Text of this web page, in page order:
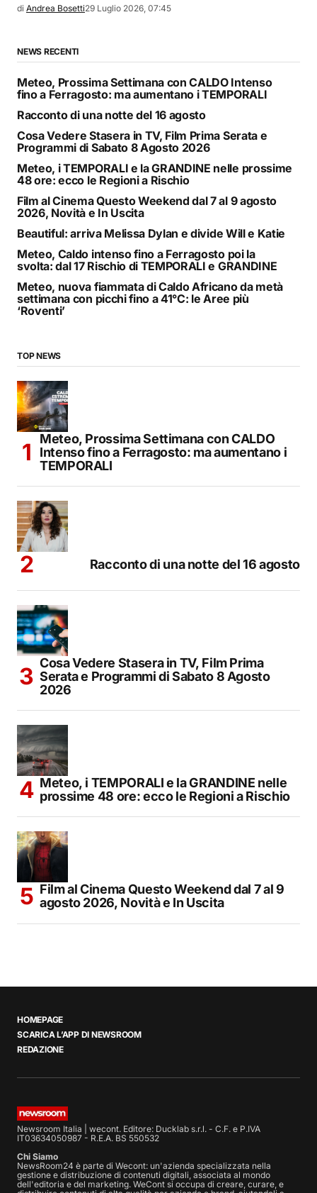
di Andrea Bosetti29 Luglio 2026, 07:45
NEWS RECENTI
Meteo, Prossima Settimana con CALDO Intenso
fino a Ferragosto: ma aumentano i TEMPORALI
Racconto di una notte del 16 agosto
Cosa Vedere Stasera in TV, Film Prima Serata e
Programmi di Sabato 8 Agosto 2026
Meteo, i TEMPORALI e la GRANDINE nelle prossime
48 ore: ecco le Regioni a Rischio
Film al Cinema Questo Weekend dal 7 al 9 agosto
2026, Novità e In Uscita
Beautiful: arriva Melissa Dylan e divide Will e Katie
Meteo, Caldo intenso fino a Ferragosto poi la
svolta: dal 17 Rischio di TEMPORALI e GRANDINE
Meteo, nuova fiammata di Caldo Africano da metà
settimana con picchi fino a 41°C: le Aree più
‘Roventi’
TOP NEWS
Meteo, Prossima Settimana con CALDO
Intenso fino a Ferragosto: ma aumentano i
TEMPORALI
Racconto di una notte del 16 agosto
Cosa Vedere Stasera in TV, Film Prima
Serata e Programmi di Sabato 8 Agosto
2026
Meteo, i TEMPORALI e la GRANDINE nelle
prossime 48 ore: ecco le Regioni a Rischio
Film al Cinema Questo Weekend dal 7 al 9
agosto 2026, Novità e In Uscita
HOMEPAGE
SCARICA L’APP DI NEWSROOM
REDAZIONE
Newsroom Italia | wecont. Editore: Ducklab s.r.l. - C.F. e P.IVA
IT03634050987 - R.E.A. BS 550532
Chi Siamo
NewsRoom24 è parte di Wecont: un'azienda specializzata nella
gestione e distribuzione di contenuti digitali, associata al mondo
dell'editoria e del marketing. WeCont si occupa di creare, curare, e